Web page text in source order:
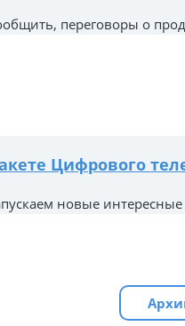
переговоры о
Цифрового
новые